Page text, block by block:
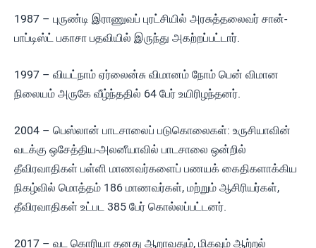
1987 – புருண்டி இராணுவப் புரட்சியில் அரசுத்தலைவர் சான்-
பாப்டிஸ்ட் பகாசா பதவியில் இருந்து அகற்றப்பட்டார்.
1997 – வியட்நாம் ஏர்லைன்சு விமானம் நோம் பென் விமான
நிலையம் அருகே வீழ்ந்ததில் 64 பேர் உயிரிழந்தனர்.
2004 – பெஸ்லான் பாடசாலைப் படுகொலைகள்: உருசியாவின்
வடக்கு ஒசேத்திய-அலனீயாவில் பாடசாலை ஒன்றில்
தீவிரவாதிகள் பள்ளி மாணவர்களைப் பணயக் கைதிகளாக்கிய
நிகழ்வில் மொத்தம் 186 மாணவர்கள், மற்றும் ஆசிரியர்கள்,
தீவிரவாதிகள் உட்பட 385 பேர் கொல்லப்பட்டனர்.
2017 – வட கொரியா தனது ஆறாவதும், மிகவும் ஆற்றல்